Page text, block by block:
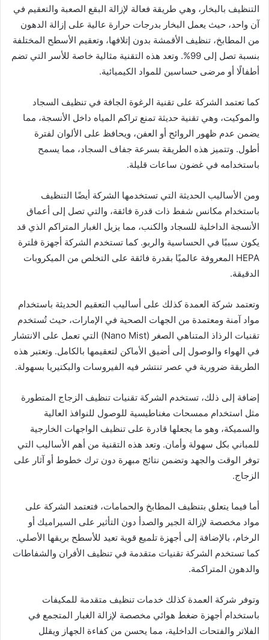
التنظيف بالبخار، وهي طريقة فعالة لإزالة البقع الصعبة والتعقيم في
آن واحد، حيث يعمل البخار بدرجات حرارة عالية على إزالة الدهون
من المطابخ، تنظيف الأقمشة بدون إتلافها، وتعقيم الأسطح المختلفة
بنسبة تصل إلى 99%. وتعد هذه التقنية مثالية خاصة للأسر التي تضم
أطفالًا أو مرضى حساسين للمواد الكيميائية.
كما تعتمد الشركة على تقنية الرغوة الجافة في تنظيف السجاد
والموكيت، وهي تقنية حديثة تمنع تراكم المياه داخل الأنسجة، مما
يضمن عدم ظهور الروائح أو العفن، ويحافظ على الألوان لفترة
أطول. وتتميز هذه الطريقة بسرعة جفاف السجاد، مما يسمح
باستخدامه في غضون ساعات قليلة.
ومن الأساليب الحديثة التي تستخدمها الشركة أيضًا التنظيف
باستخدام مكانس شفط ذات قدرة فائقة، والتي تصل إلى أعماق
الأنسجة الداخلية للسجاد والكنب، مما يزيل الغبار المتراكم الذي قد
يكون سببًا في الحساسية والربو. كما تستخدم الشركة أجهزة فلترة
HEPA المعروفة عالميًا بقدرة فائقة على التخلص من الميكروبات
الدقيقة.
وتعتمد شركة العمدة كذلك على أساليب التعقيم الحديثة باستخدام
مواد آمنة ومعتمدة من الجهات الصحية في الإمارات، حيث تُستخدم
تقنيات الرذاذ المتناهي الصغر (Nano Mist) التي تعمل على الانتشار
في الهواء والوصول إلى أضيق الأماكن لتعقيمها بالكامل. وتعتبر هذه
الطريقة ضرورية في عصر تنتشر فيه الفيروسات والبكتيريا بسهولة.
إضافة إلى ذلك، تستخدم الشركة تقنيات تنظيف الزجاج المتطورة
مثل استخدام ممسحات مغناطيسية للوصول للنوافذ العالية
والسميكة، وهو ما يجعلها قادرة على تنظيف الواجهات الخارجية
للمباني بكل سهولة وأمان. وتعد هذه التقنية من أهم الأساليب التي
توفر الوقت والجهد وتضمن نتائج مبهرة دون ترك خطوط أو آثار على
الزجاج.
أما فيما يتعلق بتنظيف المطابخ والحمامات، فتعتمد الشركة على
مواد مخصصة لإزالة الجير والصدأ دون التأثير على السيراميك أو
الرخام، بالإضافة إلى أجهزة تلميع قوية تعيد للأسطح بريقها الأصلي.
كما تستخدم الشركة تقنيات متقدمة في تنظيف الأفران والشفاطات
والدهون المتراكمة.
وتوفر شركة العمدة كذلك خدمات تنظيف متقدمة للمكيفات
باستخدام أجهزة ضغط هوائي مخصصة لإزالة الغبار المتجمع في
الفلاتر والفتحات الداخلية، مما يحسن من كفاءة الجهاز ويقلل